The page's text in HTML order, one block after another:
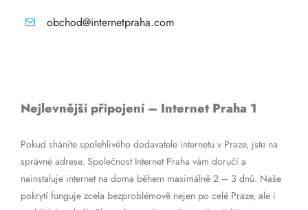
obchod@internetpraha.com
Nejlevnější připojení – Internet Praha 1
Pokud sháníte spolehlivého dodavatele internetu v Praze, jste na
správné adrese. Společnost Internet Praha vám doručí a
nainstaluje internet na doma během maximálně 2 – 3 dnů. Naše
pokrytí funguje zcela bezproblémově nejen po celé Praze, ale i